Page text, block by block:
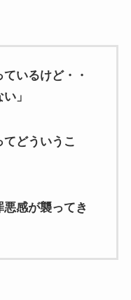
いるけど・・
」
てどういうこ
悪感が襲ってき